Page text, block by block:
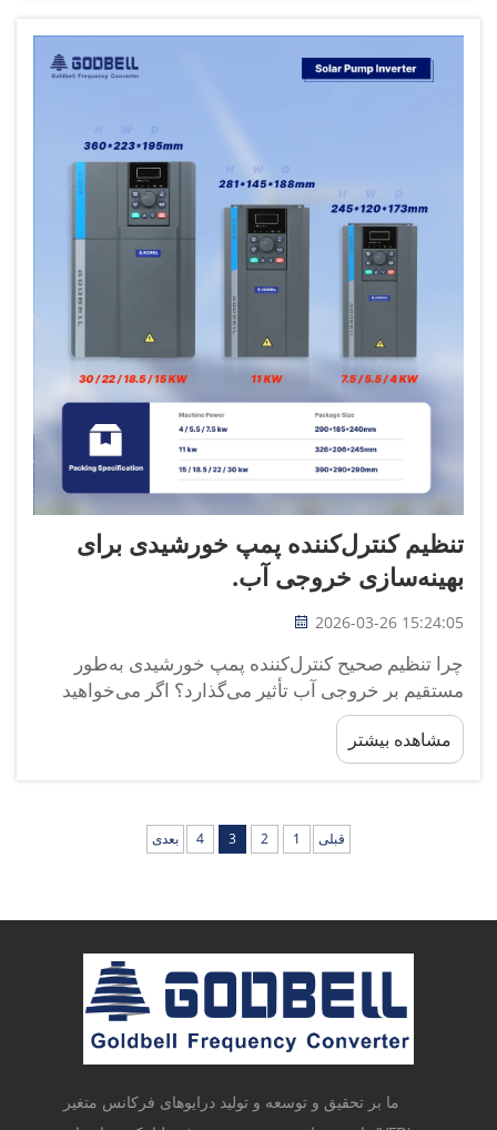
تنظیم کنترل‌کننده پمپ خورشیدی برای
بهینه‌سازی خروجی آب.
2026-03-26 15:24:05
چرا تنظیم صحیح کنترل‌کننده پمپ خورشیدی به‌طور
مستقیم بر خروجی آب تأثیر می‌گذارد؟ اگر می‌خواهید
بیشترین خروجی آب را از سیستم آبیاری خورشیدی خود
به‌دست آورید، تنظیم صحیح کنترل‌کننده پمپ خورشیدی
مهم‌ترین گامی است که می‌توانید انجام دهید. از تجربیات
مشاهده بیشتر
قبلی 1
2
3
4 بعدی
ما بر تحقیق و توسعه و تولید درایوهای فرکانس متغیر